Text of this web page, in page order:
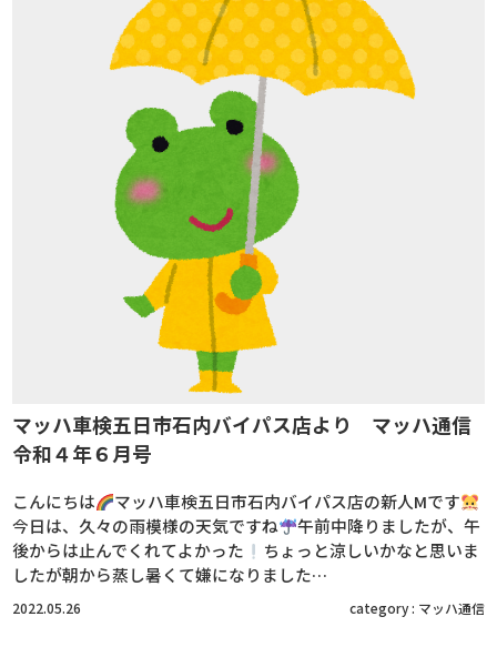
マッハ車検五日市石内バイパス店より マッハ通信
令和４年６月号
こんにちは
マッハ車検五日市石内バイパス店の新人Мです
今日は、久々の雨模様の天気ですね
午前中降りましたが、午
後からは止んでくれてよかった
ちょっと涼しいかなと思いま
したが朝から蒸し暑くて嫌になりました…
2022.05.26 category : マッハ通信